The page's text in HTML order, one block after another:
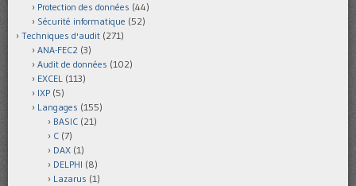
Protection des données (44)
Sécurité informatique (52)
Techniques d'audit (271)
ANA-FEC2 (3)
Audit de données (102)
EXCEL (113)
IXP (5)
Langages (155)
BASIC (21)
C (7)
DAX (1)
DELPHI (8)
Lazarus (1)